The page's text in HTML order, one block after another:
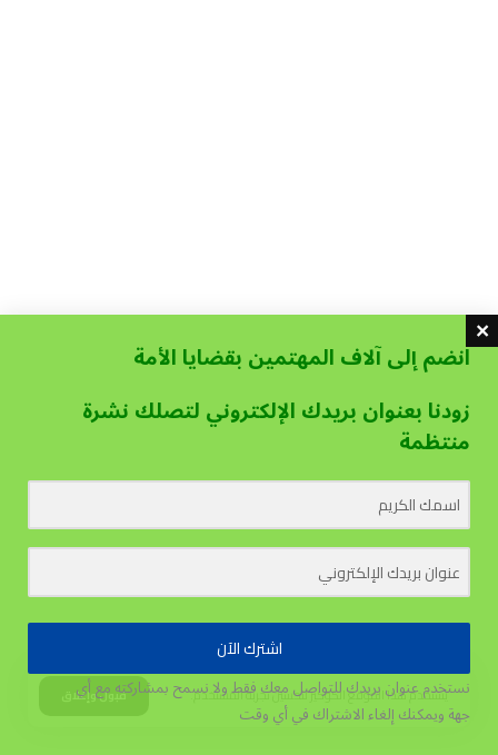
يستخدم هذا الموقع الكوكيز لتحسين تجربة المستخدم. قبول وإغلاق
انضم إلى آلاف المهتمين بقضايا الأمة
زودنا بعنوان بريدك الإلكتروني لتصلك نشرة
منتظمة
اشترك الآن
نستخدم عنوان بريدك للتواصل معك فقط ولا نسمح بمشاركته مع أي
جهةويمكنك إلغاء الاشتراك في أي وقت